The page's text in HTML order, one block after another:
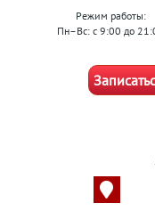
Режим работы:
Пн–Вс: с 9:00 до